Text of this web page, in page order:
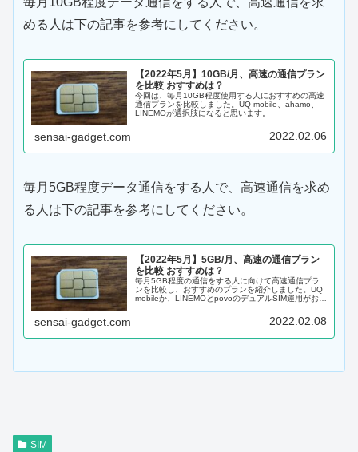
める人は下の記事を参考にしてください。
【2022年5月】10GB/月、高速の通信プラン
を比較 おすすめは？
今回は、毎月10GB程度使用する人におすすめの高速
通信プランを比較しました。UQ mobile、ahamo、
LINEMOが選択肢になると思います。
sensai-gadget.com 2022.02.06
毎月5GB程度データ通信をする人で、高速通信を求め
る人は下の記事を参考にしてください。
【2022年5月】5GB/月、高速の通信プラン
を比較 おすすめは？
毎月5GB程度の通信をする人に向けて高速通信プラ
ンを比較し、おすすめのプランを紹介しました。UQ
mobileか、LINEMOとpovoのデュアルSIM運用がおす
sensai-gadget.com 2022.02.08
SIM